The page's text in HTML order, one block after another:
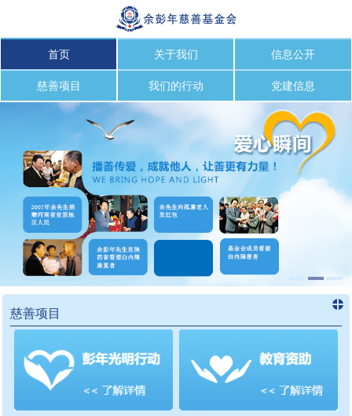
首页 关于我们 信息公开
慈善项目 我们的行动 党建信息
慈善项目
进入慈